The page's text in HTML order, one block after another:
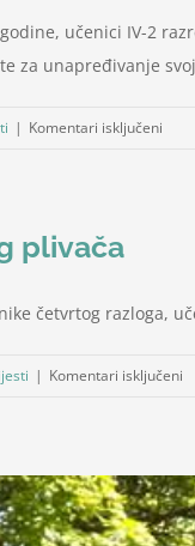
učenici IV-2
za unapređivanje
| Komentari isključeni
dan
plivača
četvrtog razloga,
| Komentari isključeni